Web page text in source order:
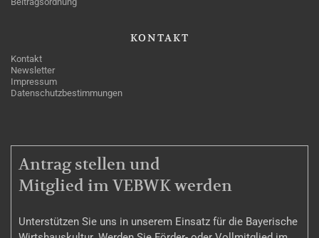
KONTAKT
Kontakt
Newsletter
Impressum
Datenschutzbestimmungen
MITGLIEDSCHAFT
Antrag stellen und
Mitglied im VEBWK werden
Unterstützen Sie uns in unserem Einsatz für die Bayerische